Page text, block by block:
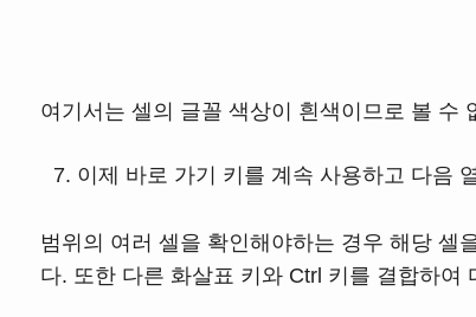
여기서는 셀의 글꼴 색상이 흰색이므로 볼 수
이제 바로 가기 키를 계속 사용하고 다음
범위의 여러 셀을 확인해야하는 경우 해당 셀
다. 또한 다른 화살표 키와 Ctrl 키를 결합하여